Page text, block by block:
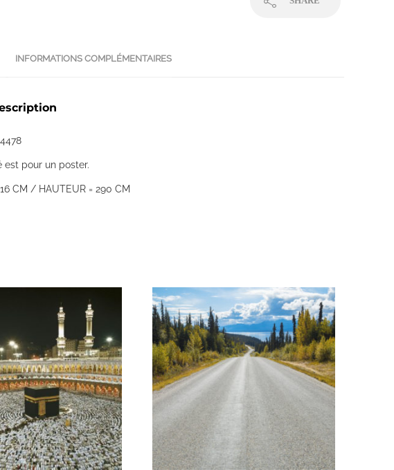
INFORMATIONS COMPLÉMENTAIRES
est pour un poster.
CM / HAUTEUR = 290 CM